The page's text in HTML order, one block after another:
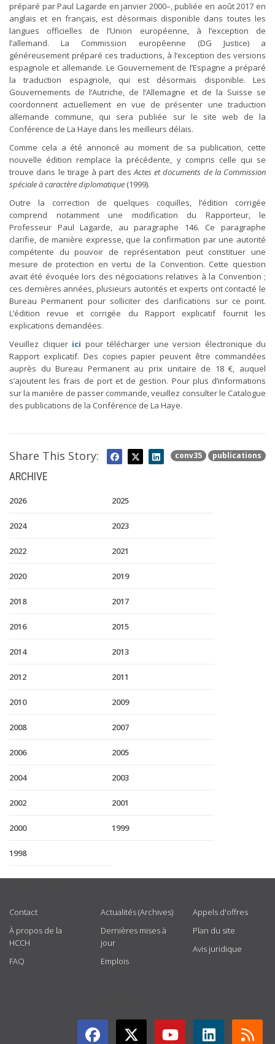
préparé par Paul Lagarde en janvier 2000–, publiée en août 2017 en
anglais et en français, est désormais disponible dans toutes les
langues officielles de l’Union européenne, à l’exception de
l’allemand. La Commission européenne (DG Justice) a
généreusement préparé ces traductions, à l’exception des versions
espagnole et allemande. Le Gouvernement de l’Espagne a préparé
la traduction espagnole, qui est désormais disponible. Les
Gouvernements de l’Autriche, de l’Allemagne et de la Suisse se
coordonnent actuellement en vue de présenter une traduction
allemande commune, qui sera publiée sur le site web de la
Conférence de La Haye dans les meilleurs délais.
Comme cela a été annoncé au moment de sa publication, cette
nouvelle édition remplace la précédente, y compris celle qui se
trouve dans le tirage à part desActes et documents de la Commission
spéciale à caractère diplomatique (1999).
Outre la correction de quelques coquilles, l’édition corrigée
comprend notamment une modification du Rapporteur, le
Professeur Paul Lagarde, au paragraphe 146. Ce paragraphe
clarifie, de manière expresse, que la confirmation par une autorité
compétente du pouvoir de représentation peut constituer une
mesure de protection en vertu de la Convention. Cette question
avait été évoquée lors des négociations relatives à la Convention ;
ces dernières années, plusieurs autorités et experts ont contacté le
Bureau Permanent pour solliciter des clarifications sur ce point.
L’édition revue et corrigée du Rapport explicatif fournit les
explications demandées.
Veuillez cliquer ici pour télécharger une version électronique du
Rapport explicatif. Des copies papier peuvent être commandées
auprès du Bureau Permanent au prix unitaire de 18 €, auquel
s’ajoutent les frais de port et de gestion. Pour plus d’informations
sur la manière de passer commande, veuillez consulter le Catalogue
des publications de la Conférence de La Haye.
conv35 publications
Share This Story:
ARCHIVE
2026 2025
2024 2023
2022 2021
2020 2019
2018 2017
2016 2015
2014 2013
2012 2011
2010 2009
2008 2007
2006 2005
2004 2003
2002 2001
2000 1999
1998
Contact
À propos de la
HCCH
FAQ
Actualités (Archives)
Dernières mises à
jour
Emplois
Appels d'offres
Plan du site
Avis juridique